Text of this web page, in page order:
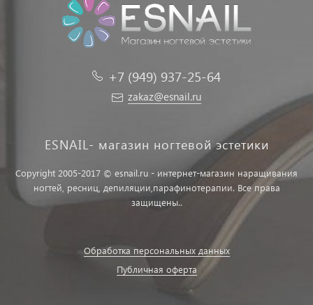
+7 (949) 937-25-64
zakaz@esnail.ru
ESNAIL- магазин ногтевой эстетики
Copyright 2005-2017 © esnail.ru - интернет-магазин наращивания
ногтей, ресниц, депиляции,парафинотерапии. Все права
защищены..
Обработка персональных данных
Публичная оферта